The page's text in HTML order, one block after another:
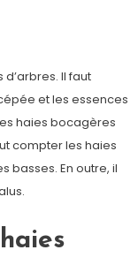
Il faut
et les essences
haies bocagères
compter les haies
basses. En outre, il